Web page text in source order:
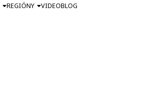
REGIÓNY VIDEOBLOG